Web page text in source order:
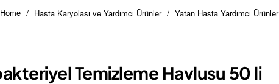
Hasta Karyolası ve Yardımcı Ürünler Yatan Hasta Yardımcı Ürünler
Temizleme Havlusu 50 li